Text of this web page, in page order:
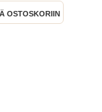
OSTOSKORIIN